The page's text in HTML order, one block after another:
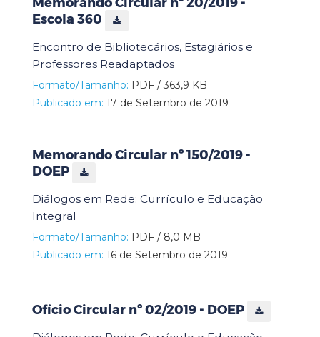
Escola 360
Encontro de Bibliotecários, Estagiários e
Professores Readaptados
Formato/Tamanho: PDF / 363,9 KB
Publicado em: 17 de Setembro de 2019
Memorando Circular nº 150/2019 -
DOEP
Diálogos em Rede: Currículo e Educação
Integral
Formato/Tamanho: PDF / 8,0 MB
Publicado em: 16 de Setembro de 2019
Ofício Circular nº 02/2019 - DOEP